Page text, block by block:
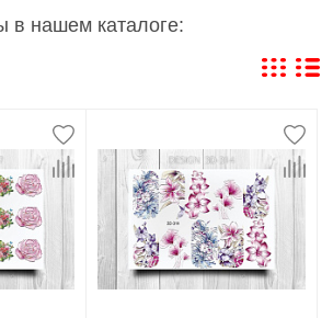
в нашем каталоге: